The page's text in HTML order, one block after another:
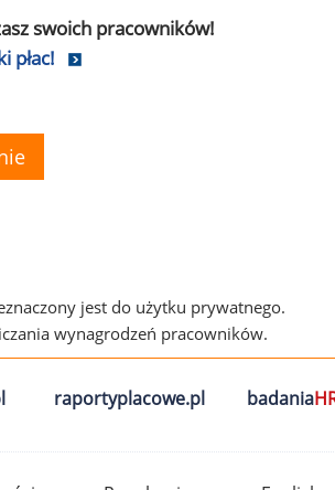
swoich pracowników!
płac!
jest do użytku prywatnego.
wynagrodzeń pracowników.
raportyplacowe.pl badania